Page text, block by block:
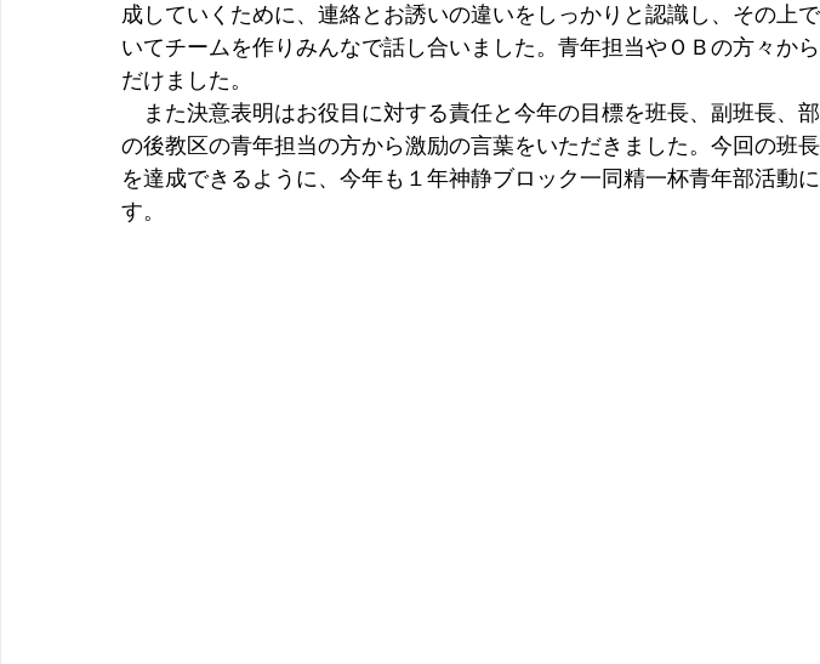
成していくために、連絡とお誘いの違いをしっかりと認識し、その上
いてチームを作りみんなで話し合いました。青年担当やＯＢの方々か
だけました。
また決意表明はお役目に対する責任と今年の目標を班長、副班長、
の後教区の青年担当の方から激励の言葉をいただきました。今回の班
を達成できるように、今年も１年神静ブロック一同精一杯青年部活動
す。